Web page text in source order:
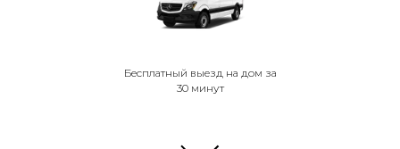
Бесплатный выезд на дом за
30 минут